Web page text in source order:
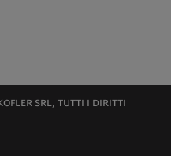
SRL, TUTTI I DIRITTI